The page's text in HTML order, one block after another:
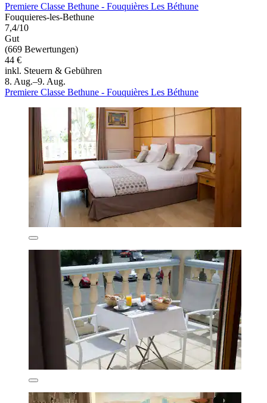
Premiere Classe Bethune - Fouquières Les Béthune
Fouquieres-les-Bethune
7,4/10
Gut
(669 Bewertungen)
44 €
inkl. Steuern & Gebühren
8. Aug.–9. Aug.
Premiere Classe Bethune - Fouquières Les Béthune